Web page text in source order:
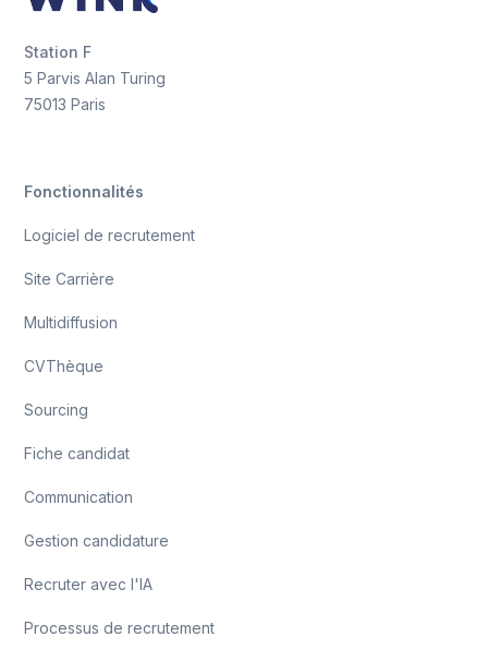
Station F
5 Parvis Alan Turing
75013 Paris
Fonctionnalités
Logiciel de recrutement
Site Carrière
Multidiffusion
CVThèque
Sourcing
Fiche candidat
Communication
Gestion candidature
Recruter avec l'IA
Processus de recrutement